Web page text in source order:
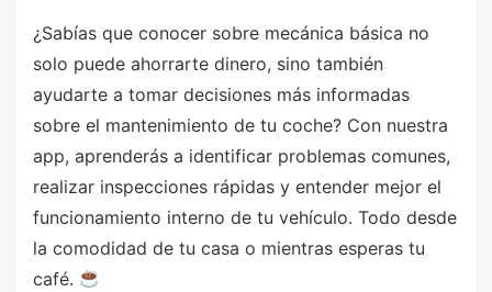
¿Sabías que conocer sobre mecánica básica no
solo puede ahorrarte dinero, sino también
ayudarte a tomar decisiones más informadas
sobre el mantenimiento de tu coche? Con nuestra
app, aprenderás a identificar problemas comunes,
realizar inspecciones rápidas y entender mejor el
funcionamiento interno de tu vehículo. Todo desde
la comodidad de tu casa o mientras esperas tu
café.